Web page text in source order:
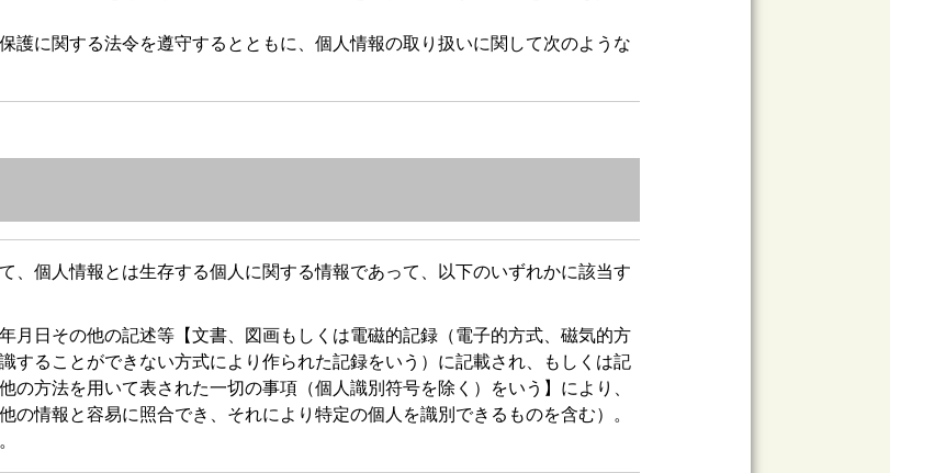
護に関する法令を遵守するとともに、個人情報の取り扱いに関して次のような
、個人情報とは生存する個人に関する情報であって、以下のいずれかに該当す
月日その他の記述等【文書、図画もしくは電磁的記録（電子的方式、磁気的方
することができない方式により作られた記録をいう）に記載され、もしくは記
の方法を用いて表された一切の事項（個人識別符号を除く）をいう】により、
の情報と容易に照合でき、それにより特定の個人を識別できるものを含む）。